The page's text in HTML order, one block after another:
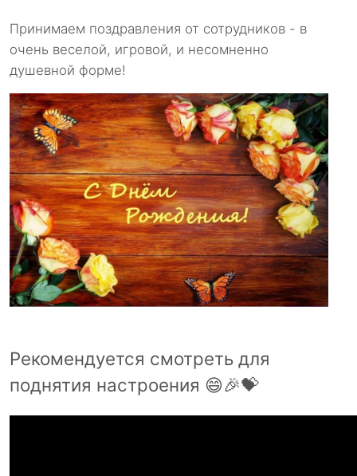
Принимаем поздравления от сотрудников - в
очень веселой, игровой, и несомненно
душевной форме!
Рекомендуется смотреть для
поднятия настроения 😄🎉💝